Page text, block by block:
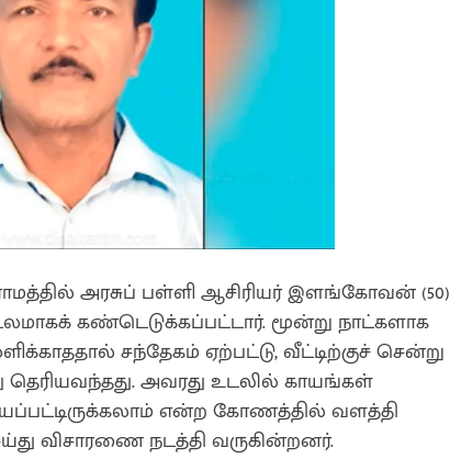
அரசுப் பள்ளி ஆசிரியர் இளங்கோவன் (50)
கண்டெடுக்கப்பட்டார். மூன்று நாட்களாக
சந்தேகம் ஏற்பட்டு, வீட்டிற்குச் சென்று
தெரியவந்தது. அவரது உடலில் காயங்கள்
என்ற கோணத்தில் வளத்தி
விசாரணை நடத்தி வருகின்றனர்.